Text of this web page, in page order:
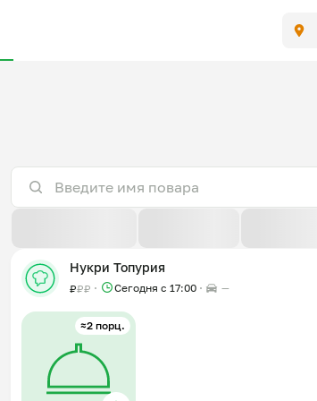
Нукри Топурия
₽₽₽ Сегодня с 17:00 —
≈2 порц.